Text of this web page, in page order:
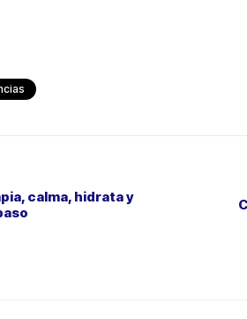
calma, hidrata y